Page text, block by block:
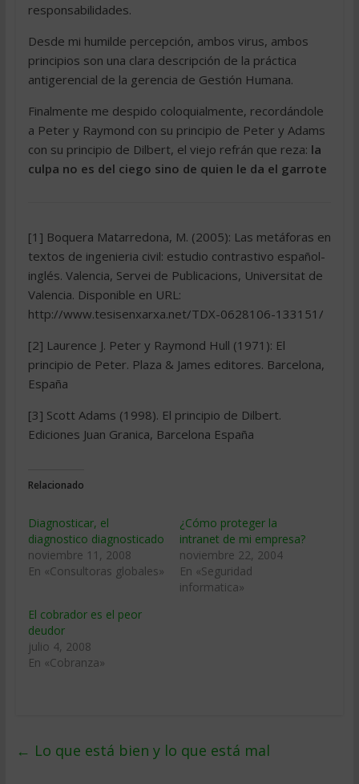
responsabilidades.
Desde mi humilde percepción, ambos virus, ambos
principios son una clara descripción de la práctica
antigerencial de la gerencia de Gestión Humana.
Finalmente me despido coloquialmente, recordándole
a Peter y Raymond con su principio de Peter y Adams
con su principio de Dilbert, el viejo refrán que reza: la
culpa no es del ciego sino de quien le da el garrote
[1] Boquera Matarredona, M. (2005): Las metáforas en
textos de ingenieria civil: estudio contrastivo español-
inglés. Valencia, Servei de Publicacions, Universitat de
Valencia. Disponible en URL:
http://www.tesisenxarxa.net/TDX-0628106-133151/
[2] Laurence J. Peter y Raymond Hull (1971): El
principio de Peter. Plaza & James editores. Barcelona,
España
[3] Scott Adams (1998). El principio de Dilbert.
Ediciones Juan Granica, Barcelona España
Relacionado
Diagnosticar, el
diagnostico diagnosticado
noviembre 11, 2008
En «Consultoras globales»
¿Cómo proteger la
intranet de mi empresa?
noviembre 22, 2004
En «Seguridad
informatica»
El cobrador es el peor
deudor
julio 4, 2008
En «Cobranza»
← Lo que está bien y lo que está mal